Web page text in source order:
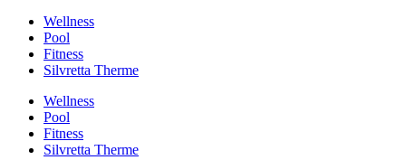
Wellness
Pool
Fitness
Silvretta Therme
Wellness
Pool
Fitness
Silvretta Therme